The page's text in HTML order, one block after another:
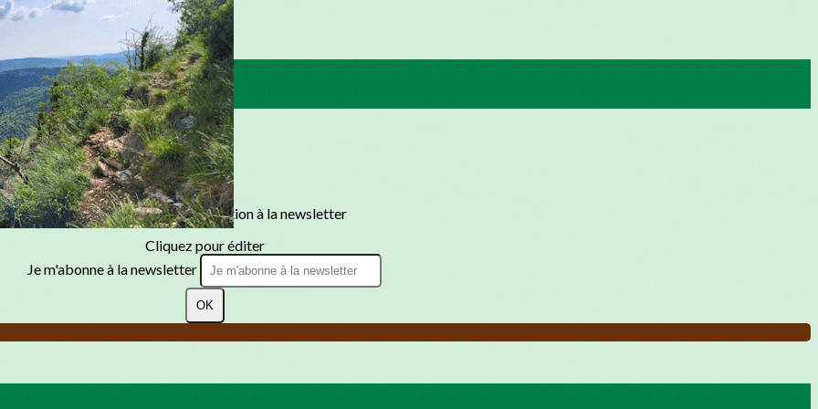
Texte, bouton et/ou inscription à la newsletter
Cliquez pour éditer
Je m'abonne à la newsletter
OK